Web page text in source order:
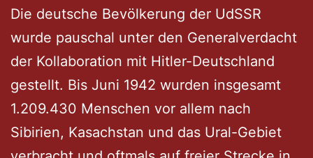
Die deutsche Bevölkerung der UdSSR
wurde pauschal unter den Generalverdacht
der Kollaboration mit Hitler-Deutschland
gestellt. Bis Juni 1942 wurden insgesamt
1.209.430 Menschen vor allem nach
Sibirien, Kasachstan und das Ural-Gebiet